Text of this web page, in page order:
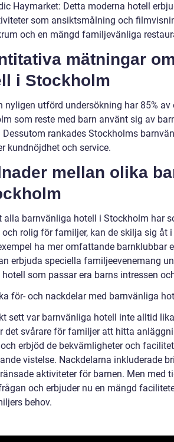
Haymarket: Detta moderna hotell
som ansiktsmålning och
och en mängd familjevänliga
mätningar
i Stockholm
nyligen utförd undersökning har 85%
som reste med barn använt sig av
Dessutom rankades Stockholms
kundnöjdhet och service.
mellan olika
alla barnvänliga hotell i Stockholm har
rolig för familjer, kan de skilja sig åt
ha mer omfattande barnklubbar
erbjuda speciella familjeevenemang
som passar era barns intressen
för- och nackdelar med barnvänliga
sett var barnvänliga hotell inte alltid
det svårare för familjer att hitta
erbjöd de bekvämligheter och
vistelse. Nackdelarna inkluderade
aktiviteter för barnen. Men med
och erbjuder nu en mängd
behov.